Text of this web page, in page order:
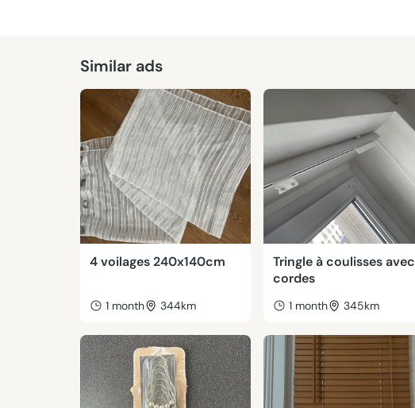
Similar ads
4 voilages 240x140cm
1 month 344km
Tringle à coulisses avec
cordes
1 month 345km